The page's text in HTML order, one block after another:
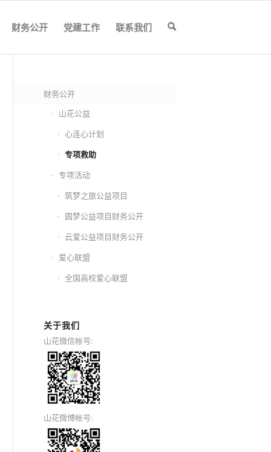
财务公开 党建工作 联系我们 🔍
财务公开
山花公益
心连心计划
专项救助
专项活动
筑梦之旅公益项目
圆梦公益项目财务公开
云爱公益项目财务公开
爱心联盟
全国高校爱心联盟
关于我们
山花微信帐号:
山花微博帐号: